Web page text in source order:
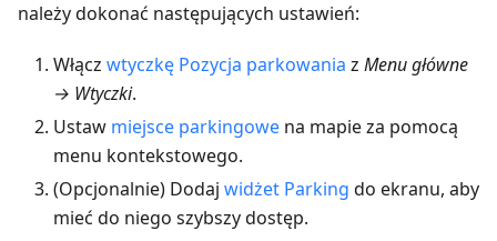
należy dokonać następujących ustawień:
Włącz wtyczkę Pozycja parkowania z Menu główne
→ Wtyczki.
Ustaw miejsce parkingowe na mapie za pomocą
menu kontekstowego.
(Opcjonalnie) Dodaj widżet Parking do ekranu, aby
mieć do niego szybszy dostęp.